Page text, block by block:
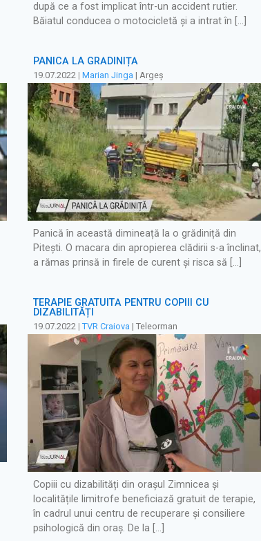
după ce a fost implicat într-un accident rutier.
Băiatul conducea o motocicletă și a intrat în […]
PANICĂ LA GRĂDINIȚĂ
19.07.2022 | Marian Jinga | Argeș
Panică în această dimineață la o grădiniță din
Pitești. O macara din apropierea clădirii s-a înclinat,
a rămas prinsă in firele de curent și risca să […]
TERAPIE GRATUITĂ PENTRU COPIII CU
DIZABILITĂȚI
19.07.2022 | TVR Craiova | Teleorman
Copiii cu dizabilități din orașul Zimnicea și
localitățile limitrofe beneficiază gratuit de terapie,
în cadrul unui centru de recuperare și consiliere
psihologică din oraș. De la […]